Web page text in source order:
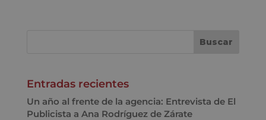
Entradas recientes
Un año al frente de la agencia: Entrevista de El
Publicista a Ana Rodríguez de Zárate